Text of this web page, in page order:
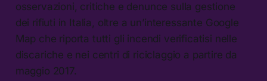
osservazioni, critiche e denunce sulla gestione
dei rifiuti in Italia, oltre a un’interessante Google
Map che riporta tutti gli incendi verificatisi nelle
discariche e nei centri di riciclaggio a partire da
maggio 2017.